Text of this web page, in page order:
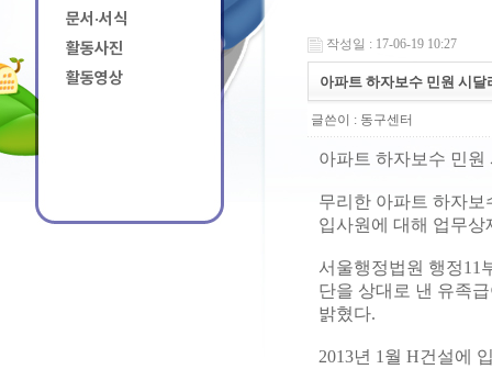
문서·서식
활동사진
활동영상
작성일 : 17-06-19 10:27
아파트 하자보수 민원 시
글쓴이 : 동구센터
아파트 하자보수 민
무리한 아파트 하자
입사원에 대해 업무
서울행정법원 행정11
단을 상대로 낸 유족
밝혔다.
2013년 1월 H건설에